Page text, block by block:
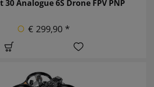
30 Analogue 6S Drone FPV PNP
€ 299,90 *